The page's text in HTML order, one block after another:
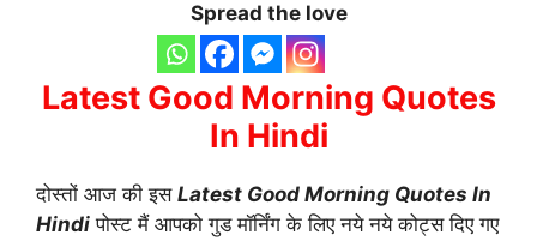
Spread the love
Latest Good Morning Quotes
In Hindi
दोस्तों आज की इस Latest Good Morning Quotes In
Hindi पोस्ट मैं आपको गुड मॉर्निंग के लिए नये नये कोट्स दिए गए